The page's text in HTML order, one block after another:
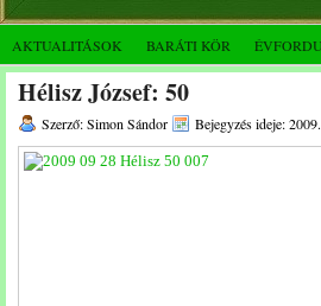
AKTUALITÁSOK BARÁTI KÖR
Hélisz József: 50
Szerző: Simon Sándor Bejegyzés ideje: